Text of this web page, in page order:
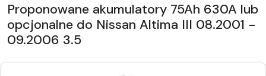
Proponowane akumulatory 75Ah 630A lub
opcjonalne do Nissan Altima III 08.2001 -
09.2006 3.5